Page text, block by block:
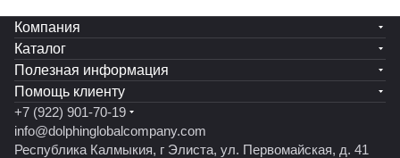
запоминающимся. Купальник гимнастический с
юбкой - это не только практичная и функциональная
вещь для занятий спортом, но и стильный
аксессуар, которым можно выразить свою
индивидуальность и стать звездой на поле
гимнастики. Купальник для танцев– воплощение
Компания
Каталог
Полезная информация
Помощь клиенту
+7 (922) 901-70-19
info@dolphinglobalcompany.com
Республика Калмыкия, г Элиста, ул. Первомайская, д. 41